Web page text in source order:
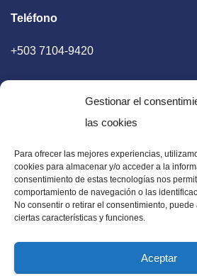
Gestionar el
las cookies
Para ofrecer las mejores experiencias,
cookies para almacenar y/o acceder a la
consentimiento de estas tecnologías nos
comportamiento de navegación o las
No consentir o retirar el consentimiento,
ciertas características y funciones.
Aceptar
Teléfono
+503 7104-9420
E-mail
diaadia.redaccion@gmail.com